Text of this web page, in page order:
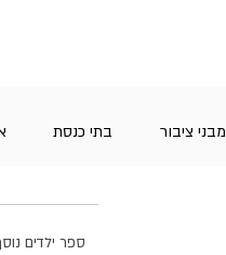
מבני ציבור בתי כנסת
ספר ילדים